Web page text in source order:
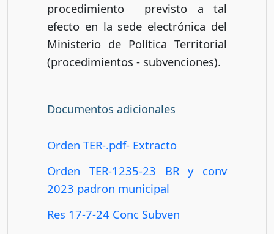
procedimiento previsto a tal
efecto en la sede electrónica del
Ministerio de Política Territorial
(procedimientos - subvenciones).
Documentos adicionales
Orden TER-.pdf- Extracto
Orden TER-1235-23 BR y conv
2023 padron municipal
Res 17-7-24 Conc Subven